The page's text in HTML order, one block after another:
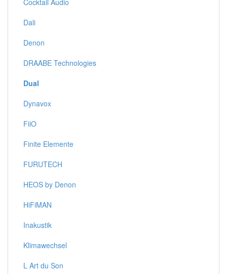
Cocktail Audio
Dali
Denon
DRAABE Technologies
Dual
Dynavox
FiiO
Finite Elemente
FURUTECH
HEOS by Denon
HiFiMAN
Inakustik
Klimawechsel
L Art du Son